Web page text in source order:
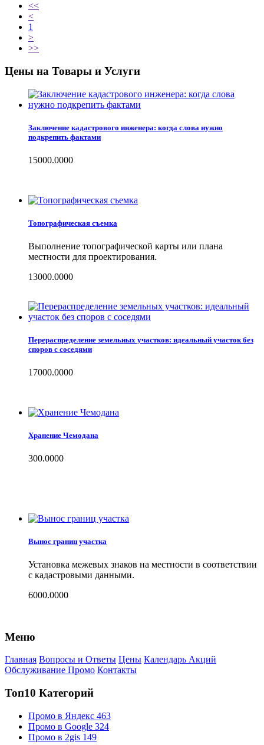
<<
<
1
>
>>
Цены на Товары и Услуги
Заключение кадастрового инженера: когда слова нужно
подкрепить фактами
15000.0000
Топографическая съемка
Выполнение топографической карты или плана
местности для проектирования.
13000.0000
Перераспределение земельных участков: идеальный участок без
споров с соседями
17000.0000
Хранение Чемодана
300.0000
Вынос границ участка
Установка межевых знаков на местности в соответствии
с кадастровыми данными.
6000.0000
Меню
Главная Вопросы и Ответы Цены Календарь Акций
Обслуживание Промо Контакты
Топ10 Категорий
Промо в Яндекс 463
Промо в Google 324
Промо в 2gis 149